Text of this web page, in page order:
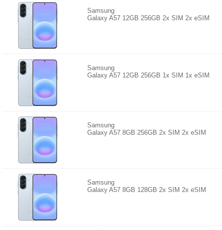
Samsung
Galaxy A57 12GB 256GB 2x SIM 2x eSIM
Samsung
Galaxy A57 12GB 256GB 1x SIM 1x eSIM
Samsung
Galaxy A57 8GB 256GB 2x SIM 2x eSIM
Samsung
Galaxy A57 8GB 128GB 2x SIM 2x eSIM